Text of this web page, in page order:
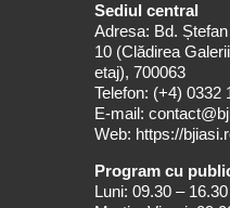
Sediul central
Adresa: Bd.
10 (Clădirea
etaj), 700063
Telefon: (+4) 0332
E-mail:
Web: https://
Program cu
Luni: 09.30 – 16.30